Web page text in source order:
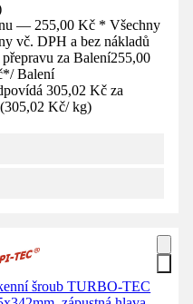
— 255,00 Kč * Všechny
vč. DPH a bez nákladů
přepravu za Balení255,00
*/ Balení
305,02 Kč za
(305,02 Kč/ kg)
šroub TURBO-TEC